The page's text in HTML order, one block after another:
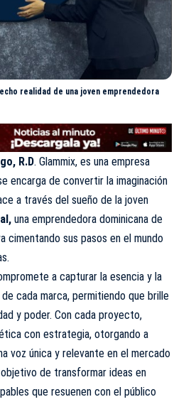
realidad de una joven emprendedora
R.D. Glammix, es una empresa
encarga de convertir la imaginación
a través del sueño de la joven
una emprendedora dominicana de
cimentando sus pasos en el mundo
.
a capturar la esencia y la
cada marca, permitiendo que brille
y poder. Con cada proyecto,
con estrategia, otorgando a
voz única y relevante en el mercado
de transformar ideas en
que resuenen con el público